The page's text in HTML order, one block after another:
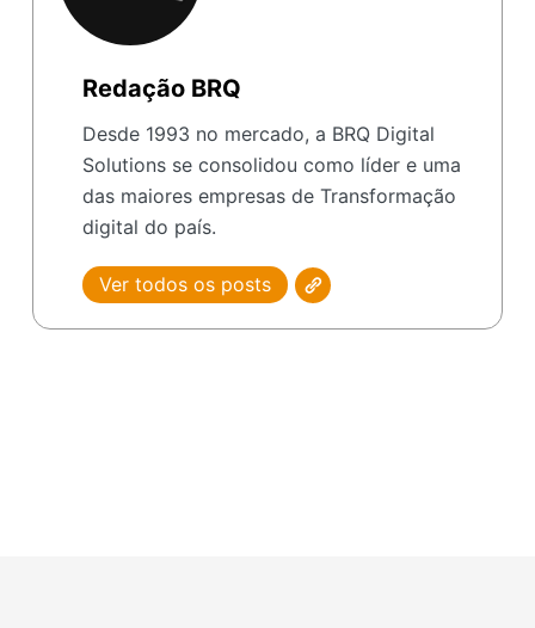
Redação BRQ
Desde 1993 no mercado, a BRQ Digital
Solutions se consolidou como líder e uma
das maiores empresas de Transformação
digital do país.
Ver todos os posts